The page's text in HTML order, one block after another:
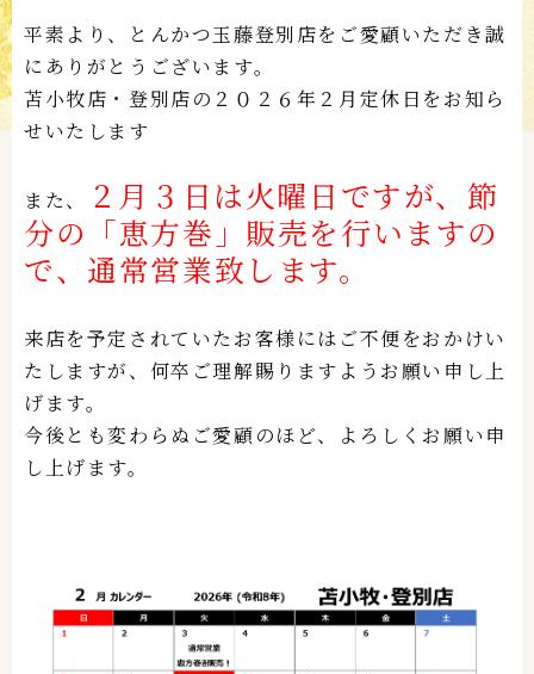
平素より、とんかつ玉藤登別店をご愛顧いただき誠
にありがとうございます。
苫小牧店・登別店の２０２６年２月定休日をお知ら
せいたします
また、
２月３日は火曜日ですが、節
分の「恵方巻」販売を行いますの
で、通常営業致します。
来店を予定されていたお客様にはご不便をおかけい
たしますが、何卒ご理解賜りますようお願い申し上
げます。
今後とも変わらぬご愛顧のほど、よろしくお願い申
し上げます。